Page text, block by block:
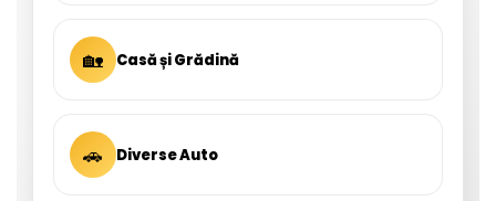
🏡 Casă și Grădină
🚗 Diverse Auto